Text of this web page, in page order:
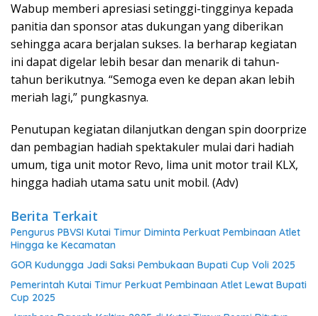
Wabup memberi apresiasi setinggi-tingginya kepada
panitia dan sponsor atas dukungan yang diberikan
sehingga acara berjalan sukses. Ia berharap kegiatan
ini dapat digelar lebih besar dan menarik di tahun-
tahun berikutnya. “Semoga even ke depan akan lebih
meriah lagi,” pungkasnya.
Penutupan kegiatan dilanjutkan dengan spin doorprize
dan pembagian hadiah spektakuler mulai dari hadiah
umum, tiga unit motor Revo, lima unit motor trail KLX,
hingga hadiah utama satu unit mobil. (Adv)
Berita Terkait
Pengurus PBVSI Kutai Timur Diminta Perkuat Pembinaan Atlet
Hingga ke Kecamatan
GOR Kudungga Jadi Saksi Pembukaan Bupati Cup Voli 2025
Pemerintah Kutai Timur Perkuat Pembinaan Atlet Lewat Bupati
Cup 2025